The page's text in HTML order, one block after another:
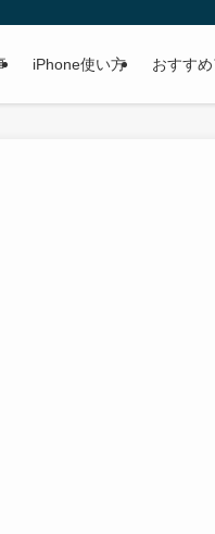
iPhone使い方 おすす